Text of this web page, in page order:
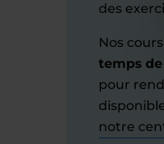
des
Nos
temps
pour
notre